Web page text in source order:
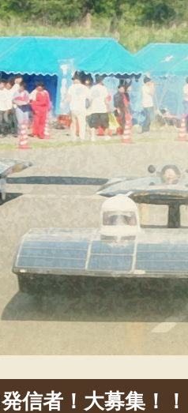
信者！大募集！！